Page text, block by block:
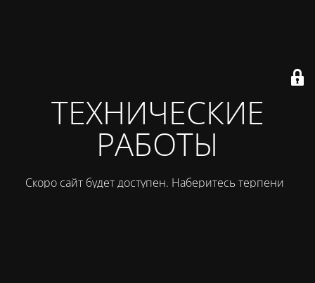
ТЕХНИЧЕСКИЕ
РАБОТЫ
Скоро сайт будет доступен. Наберитесь терпения